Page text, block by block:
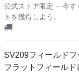
公式ストア限定 – 今す
トを獲得しよう。
SV209フィールド
フラットフィール